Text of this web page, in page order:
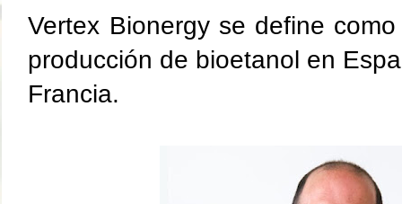
Vertex Bionergy se define
producción de bioetanol en
Francia.